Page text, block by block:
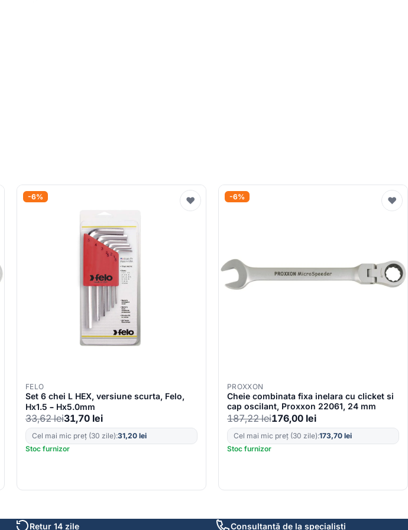
-6% ♥
FELO
Set 6 chei L HEX, versiune scurta, Felo,
Hx1.5 – Hx5.0mm
33,62lei31,70 lei
Cel mai mic preț (30 zile):31,20 lei
Stoc furnizor
-6% ♥
PROXXON
Cheie combinata fixa inelara cu clicket si
cap oscilant, Proxxon 22061, 24 mm
187,22lei176,00 lei
Cel mai mic preț (30 zile):173,70 lei
Stoc furnizor
Retur 14 zile Consultanță de la specialiști